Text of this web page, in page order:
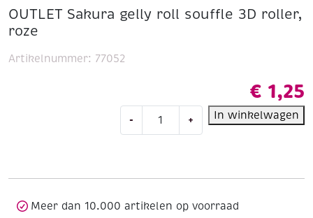
OUTLET Sakura gelly roll souffle 3D roller,
roze
€ 1,25
-
roller,
+ In winkelwagen
Artikelnummer: 77052
Meer dan 10.000 artikelen op voorraad